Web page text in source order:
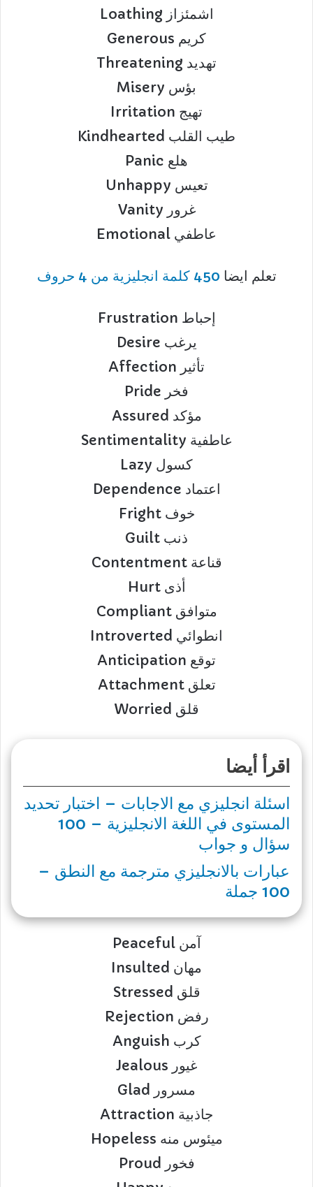
Loathing اشمئزاز
Generous كريم
Threatening تهديد
Misery بؤس
Irritation تهيج
Kindhearted طيب القلب
Panic هلع
Unhappy تعيس
Vanity غرور
Emotional عاطفي
تعلم ايضا 450 كلمة انجليزية من 4 حروف
Frustration إحباط
Desire يرغب
Affection تأثير
Pride فخر
Assured مؤكد
Sentimentality عاطفية
Lazy كسول
Dependence اعتماد
Fright خوف
Guilt ذنب
Contentment قناعة
Hurt أذى
Compliant متوافق
Introverted انطوائي
Anticipation توقع
Attachment تعلق
Worried قلق
اقرأ أيضا
اسئلة انجليزي مع الاجابات – اختبار تحديد
المستوى في اللغة الانجليزية – 100
سؤال و جواب
عبارات بالانجليزي مترجمة مع النطق –
100 جملة
Peaceful آمن
Insulted مهان
Stressed قلق
Rejection رفض
Anguish كرب
Jealous غيور
Glad مسرور
Attraction جاذبية
Hopeless ميئوس منه
Proud فخور